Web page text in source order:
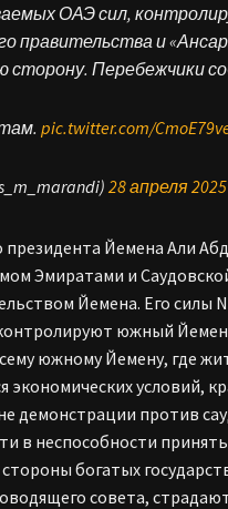
ОАЭ сил,
правительства и
сторону. Перебежчики
pic.twitter.com/
28 апреля 2025
президента Йемена Али
Эмиратами и
Йемена. Его силы
южный
южному Йемену, где
условий,
демонстрации против
в неспособности
богатых
совета,